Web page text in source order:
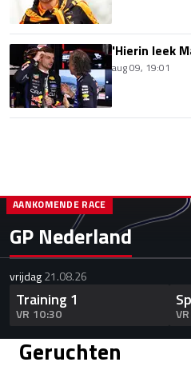
'Hierin leek
aug 09, 19:01
GP Nederland
AANKOMENDE RACE
vrijdag21.08.26
Training 1
VR 10:30
Geruchten